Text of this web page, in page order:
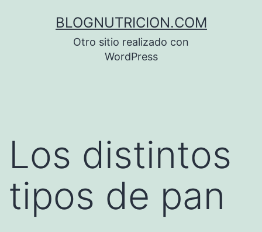
BLOGNUTRICION.COM
Otro sitio realizado con
WordPress
Los distintos
tipos de pan